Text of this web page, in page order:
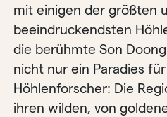
mit einigen der größten
beeindruckendsten
die berühmte Son
nicht nur ein Paradies
Höhlenforscher: Die
ihren wilden, von